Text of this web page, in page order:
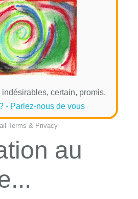
certain, promis.
- Parlez-nous de vous
Terms & Privacy
au